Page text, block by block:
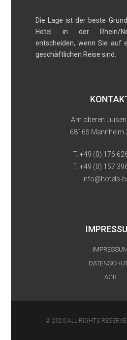
Die Lage ist der beste
Hotel in der Rhein/
entscheiden, wenn Sie auf
geschäftlichen Reise sind.
Am oberen
68165 Mannheim
T. +49 (0) 176
T. +49 (0) 157
info@hotels-
AGB
© 2020 ALL RIGHTS